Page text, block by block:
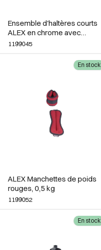
Ensemble d'haltères courts
ALEX en chrome avec
poignée en mousse 3 kg
1199045
ALEX Manchettes de poids
rouges, 0,5 kg
1199052
En stock
En stock